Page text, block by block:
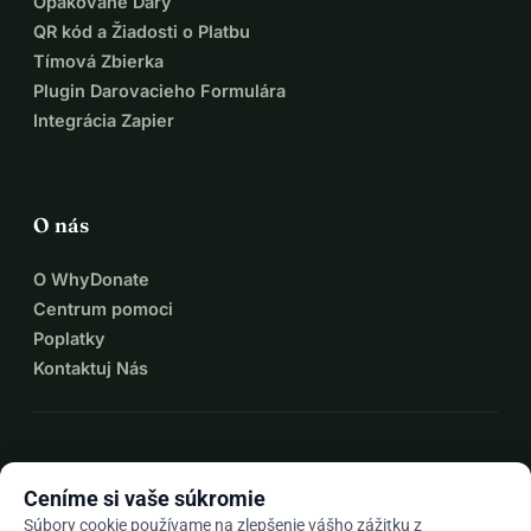
QR kód a Žiadosti o Platbu
Tímová Zbierka
Plugin Darovacieho Formulára
Integrácia Zapier
O nás
O WhyDonate
Centrum pomoci
Poplatky
Kontaktuj Nás
Ceníme si vaše súkromie
Súbory cookie používame na zlepšenie vášho zážitku z